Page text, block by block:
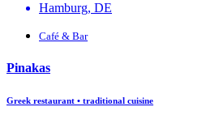
Hamburg, DE
Café & Bar
Pinakas
Greek restaurant • traditional cuisine